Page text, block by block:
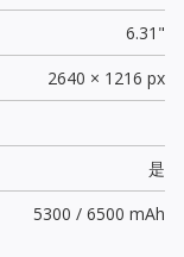
6.31"
2640 × 1216 px
是
5300 / 6500 mAh